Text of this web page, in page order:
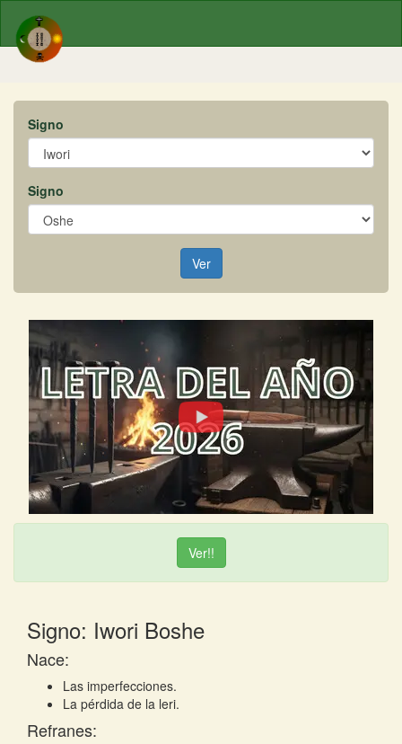
Signo
Signo
Ver
Ver!!
Signo: Iwori Boshe
Nace:
Las imperfecciones.
La pérdida de la leri.
Refranes: